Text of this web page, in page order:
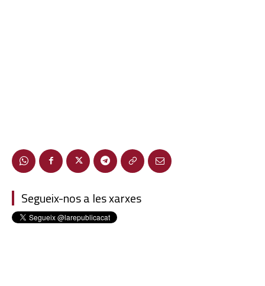
Segueix-nos a les xarxes